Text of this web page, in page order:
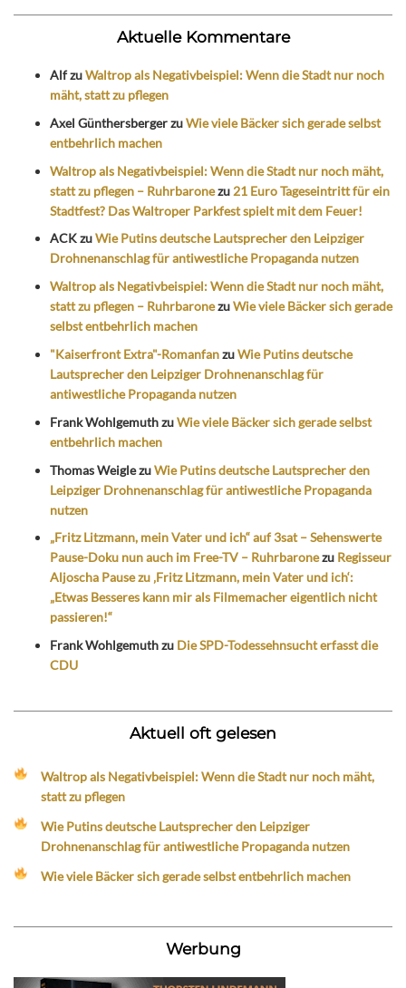
Aktuelle Kommentare
AlfzuWaltrop als Negativbeispiel: Wenn die Stadt nur noch
mäht, statt zu pflegen
Axel GünthersbergerzuWie viele Bäcker sich gerade selbst
entbehrlich machen
Waltrop als Negativbeispiel: Wenn die Stadt nur noch mäht,
statt zu pflegen – Ruhrbaronezu 21 Euro Tageseintritt für ein
Stadtfest? Das Waltroper Parkfest spielt mit dem Feuer!
ACKzuWie Putins deutsche Lautsprecher den Leipziger
Drohnenanschlag für antiwestliche Propaganda nutzen
Waltrop als Negativbeispiel: Wenn die Stadt nur noch mäht,
statt zu pflegen – RuhrbaronezuWie viele Bäcker sich gerade
selbst entbehrlich machen
"Kaiserfront Extra"-RomanfanzuWie Putins deutsche
Lautsprecher den Leipziger Drohnenanschlag für
antiwestliche Propaganda nutzen
Frank WohlgemuthzuWie viele Bäcker sich gerade selbst
entbehrlich machen
Thomas WeiglezuWie Putins deutsche Lautsprecher den
Leipziger Drohnenanschlag für antiwestliche Propaganda
nutzen
„Fritz Litzmann, mein Vater und ich“ auf 3sat – Sehenswerte
Pause-Doku nun auch im Free-TV – Ruhrbaronezu Regisseur
Aljoscha Pause zu ‚Fritz Litzmann, mein Vater und ich‘:
„Etwas Besseres kann mir als Filmemacher eigentlich nicht
passieren!“
Frank Wohlgemuthzu Die SPD-Todessehnsucht erfasst die
CDU
Aktuell oft gelesen
Waltrop als Negativbeispiel: Wenn die Stadt nur noch mäht,
statt zu pflegen
Wie Putins deutsche Lautsprecher den Leipziger
Drohnenanschlag für antiwestliche Propaganda nutzen
Wie viele Bäcker sich gerade selbst entbehrlich machen
Werbung